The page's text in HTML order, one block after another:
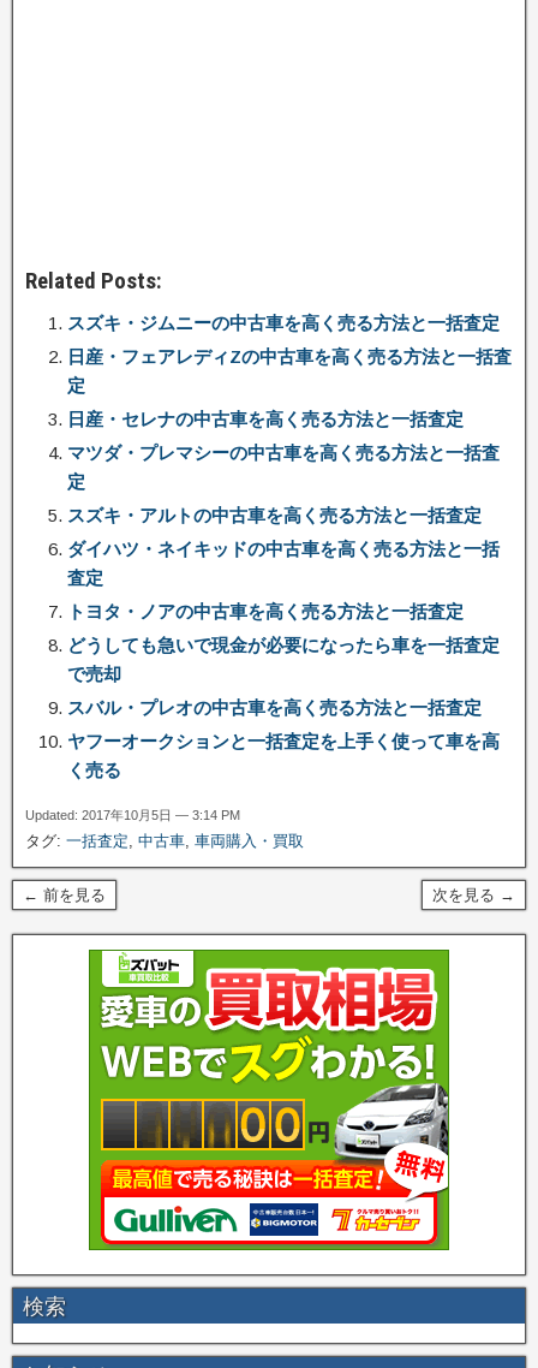
Related Posts:
スズキ・ジムニーの中古車を高く売る方法と一括査定
日産・フェアレディZの中古車を高く売る方法と一括査
定
日産・セレナの中古車を高く売る方法と一括査定
マツダ・プレマシーの中古車を高く売る方法と一括査
定
スズキ・アルトの中古車を高く売る方法と一括査定
ダイハツ・ネイキッドの中古車を高く売る方法と一括
査定
トヨタ・ノアの中古車を高く売る方法と一括査定
どうしても急いで現金が必要になったら車を一括査定
で売却
スバル・プレオの中古車を高く売る方法と一括査定
ヤフーオークションと一括査定を上手く使って車を高
く売る
Updated: 2017年10月5日 — 3:14 PM
タグ: 一括査定, 中古車, 車両購入・買取
← 前を見る 次を見る →
検索